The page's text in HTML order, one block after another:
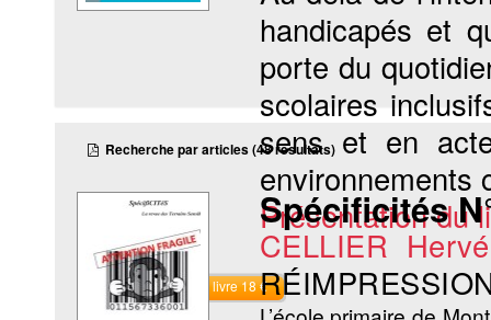
handicapés et
porte du
scolaires
sens et en
environnements
Présentation du
Commander le livre 18 €
Recherche par articles (48 résultats)
Spécificités
CELLIER Hervé